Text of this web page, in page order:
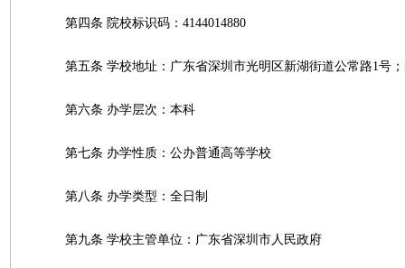
第四条 院校标识码：4144014880
第五条 学校地址：广东省深圳市光明区新湖街道公常路1号；
第六条 办学层次：本科
第七条 办学性质：公办普通高等学校
第八条 办学类型：全日制
第九条 学校主管单位：广东省深圳市人民政府